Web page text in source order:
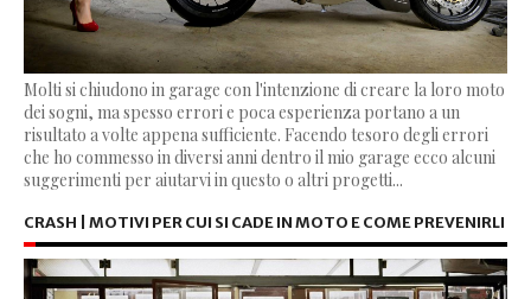
Molti si chiudono in garage con l'intenzione di creare la loro moto
dei sogni, ma spesso errori e poca esperienza portano a un
risultato a volte appena sufficiente. Facendo tesoro degli errori
che ho commesso in diversi anni dentro il mio garage ecco alcuni
suggerimenti per aiutarvi in questo o altri progetti...
CRASH | MOTIVI PER CUI SI CADE IN MOTO E COME PREVENIRLI